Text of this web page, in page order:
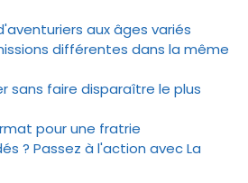
aux âges variés
différentes dans la même
sans faire disparaître le plus
pour une fratrie
? Passez à l'action avec La